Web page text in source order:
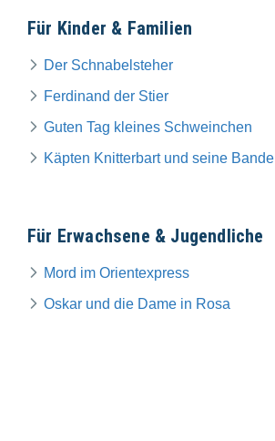
Für Kinder & Familien
Der Schnabelsteher
Ferdinand der Stier
Guten Tag kleines Schweinchen
Käpten Knitterbart und seine Bande
Für Erwachsene & Jugendliche
Mord im Orientexpress
Oskar und die Dame in Rosa